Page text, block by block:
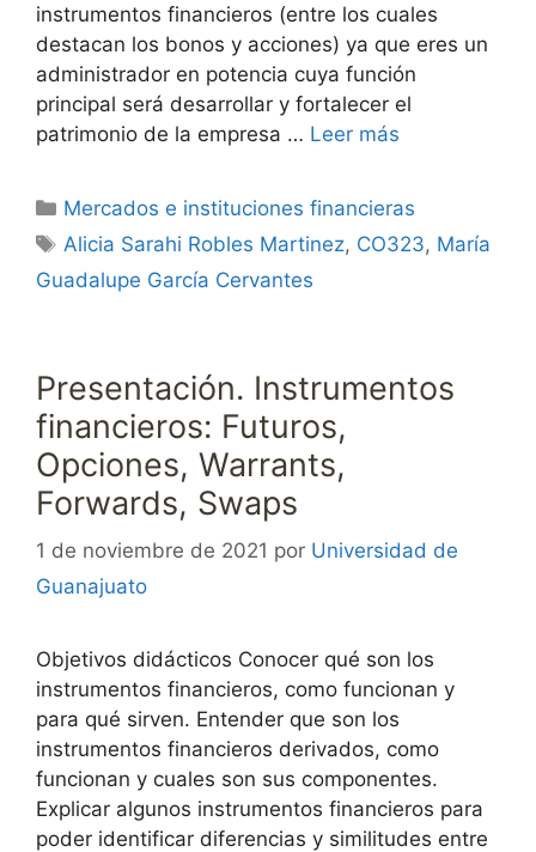
instrumentos financieros (entre los cuales
destacan los bonos y acciones) ya que eres un
administrador en potencia cuya función
principal será desarrollar y fortalecer el
patrimonio de la empresa … Leer más
Categorías
Mercados e instituciones financieras
Etiquetas
Alicia Sarahi Robles Martinez, CO323, María
Guadalupe García Cervantes
Presentación. Instrumentos
financieros: Futuros,
Opciones, Warrants,
Forwards, Swaps
1 de noviembre de 2021 por Universidad de
Guanajuato
Objetivos didácticos Conocer qué son los
instrumentos financieros, como funcionan y
para qué sirven. Entender que son los
instrumentos financieros derivados, como
funcionan y cuales son sus componentes.
Explicar algunos instrumentos financieros para
poder identificar diferencias y similitudes entre